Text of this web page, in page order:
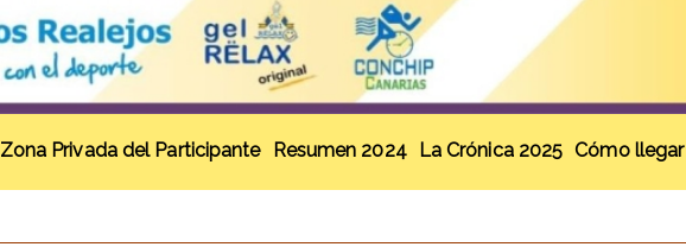
Zona Privada del Participante Resumen 2024 La Crónica 2025 Cómo llegar